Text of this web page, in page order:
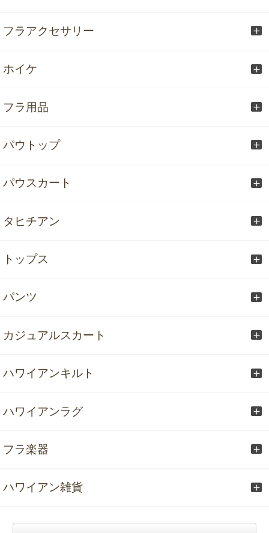
フラアクセサリー
ホイケ
フラ用品
パウトップ
パウスカート
タヒチアン
トップス
パンツ
カジュアルスカート
ハワイアンキルト
ハワイアンラグ
フラ楽器
ハワイアン雑貨